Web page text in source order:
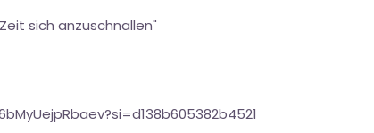
sich anzuschnallen"